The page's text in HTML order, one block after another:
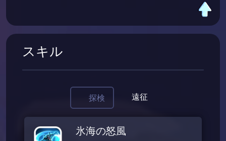
スキル
探検 遠征
氷海の怒風